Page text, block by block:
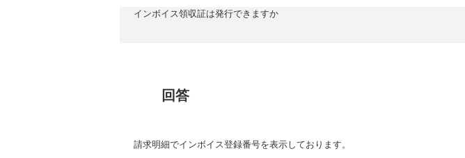
インボイス領収証は発行できますか
回答
請求明細でインボイス登録番号を表示しております。